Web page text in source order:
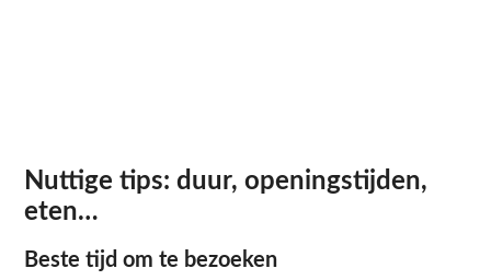
Nuttige tips: duur, openingstijden,
eten…
Beste tijd om te bezoeken